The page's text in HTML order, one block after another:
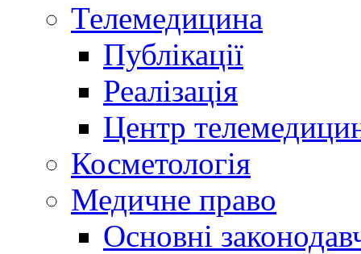
Телемедицина
Публікації
Реалізація
Центр
Косметологія
Медичне право
Основні